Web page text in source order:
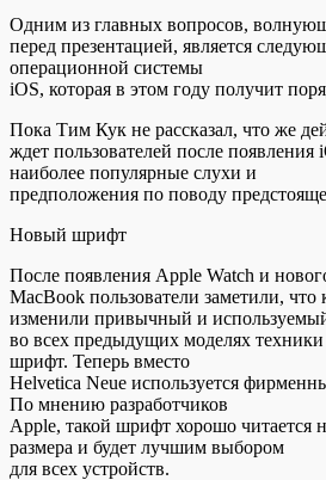
Одним из главных вопросов,
перед презентацией, является
операционной системы
iOS, которая в этом году получит
Пока Тим Кук не рассказал, что же
ждет пользователей после появления
наиболее популярные слухи и
предположения по поводу
Новый шрифт
После появления Apple Watch и
MacBook пользователи заметили,
изменили привычный и
во всех предыдущих моделях
шрифт. Теперь вместо
Helvetica Neue используется
По мнению разработчиков
Apple, такой шрифт хорошо читается
размера и будет лучшим выбором
для всех устройств.